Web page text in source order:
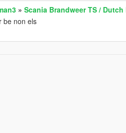
» Scania Brandweer TS /
be non els